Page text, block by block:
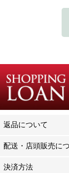
返品について
配送・店頭販売に
決済方法